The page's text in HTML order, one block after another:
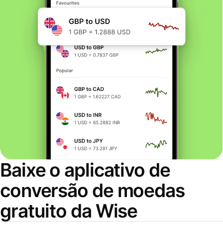
Baixe o aplicativo de
conversão de moedas
gratuito da Wise